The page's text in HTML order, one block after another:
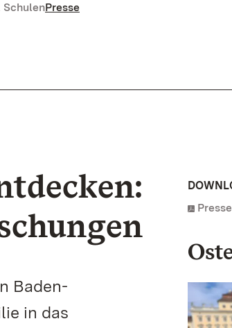
SchulenPresse
Baden-
in das